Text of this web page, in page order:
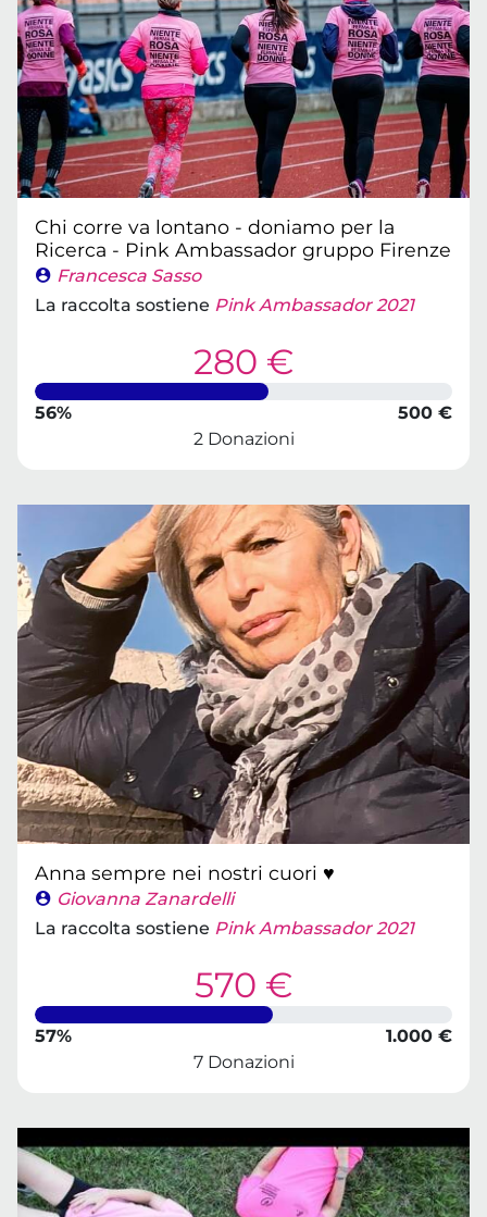
Chi corre va lontano - doniamo per la
Ricerca - Pink Ambassador gruppo Firenze
Francesca Sasso
La raccolta sostiene Pink Ambassador 2021
280 €
56%
500 €
2 Donazioni
Anna sempre nei nostri cuori ♥️
Giovanna Zanardelli
La raccolta sostiene Pink Ambassador 2021
570 €
57%
1.000 €
7 Donazioni